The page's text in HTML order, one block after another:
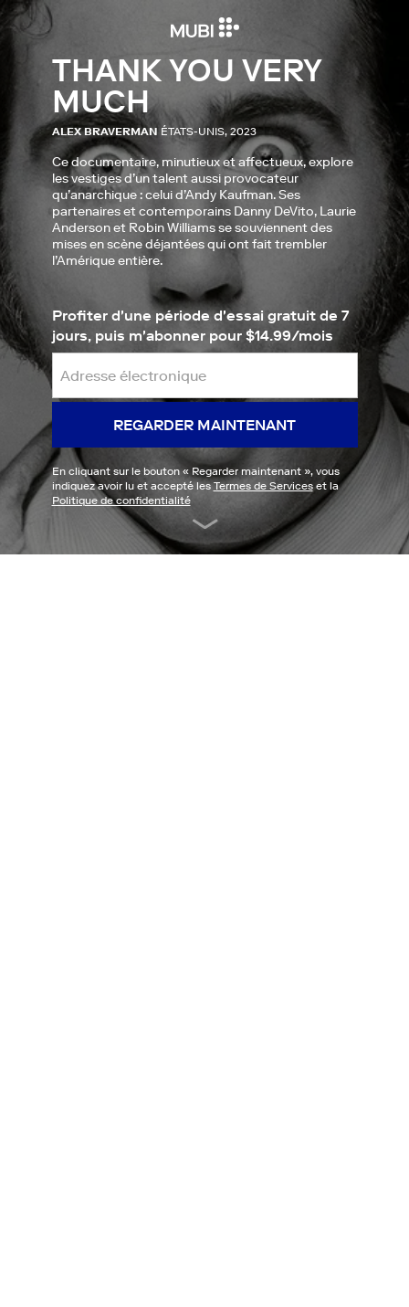
THANK YOU VERY
MUCH
ALEX BRAVERMAN ÉTATS-UNIS, 2023
Ce documentaire, minutieux et affectueux, explore
les vestiges d’un talent aussi provocateur
qu’anarchique : celui d’Andy Kaufman. Ses
partenaires et contemporains Danny DeVito, Laurie
Anderson et Robin Williams se souviennent des
mises en scène déjantées qui ont fait trembler
l’Amérique entière.
Profiter d'une période d'essai gratuit de 7
jours, puis m'abonner pour $14.99/mois
REGARDER MAINTENANT
En cliquant sur le bouton « Regarder maintenant», vous
indiquez avoir lu et accepté lesTermes de Serviceset la
Politique de confidentialité